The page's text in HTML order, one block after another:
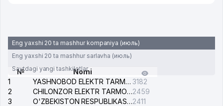
Eng yaxshi 20 ta mashhur kompaniya (июль)
Eng yaxshi 20 ta mashhur sarlavha (июль)
Saytdagi yangi tashkilotlar
№
Nomi
1
YASHNOBOD ELEKTR TARMOG'I NOSOZLIKLARI XIZMATI 3182
2
CHILONZOR ELEKTR TARMOG'I NOSOZLIK XIZMATI2459
3
O'ZBEKISTON RESPUBLIKASI BOSH PROKURATURASI ISHONCH TELEFONI2411